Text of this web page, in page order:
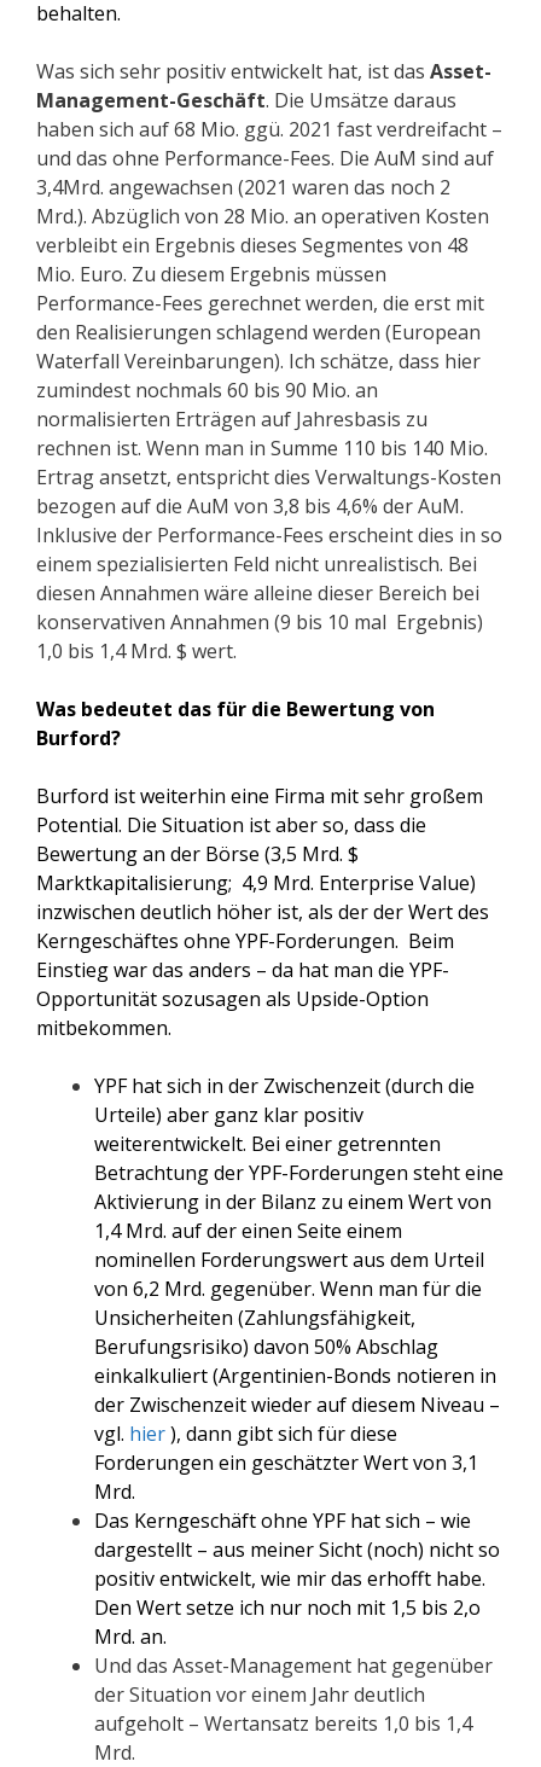
behalten.
Was sich sehr positiv entwickelt hat, ist das Asset-
Management-Geschäft. Die Umsätze daraus
haben sich auf 68 Mio. ggü. 2021 fast verdreifacht –
und das ohne Performance-Fees. Die AuM sind auf
3,4Mrd. angewachsen (2021 waren das noch 2
Mrd.). Abzüglich von 28 Mio. an operativen Kosten
verbleibt ein Ergebnis dieses Segmentes von 48
Mio. Euro. Zu diesem Ergebnis müssen
Performance-Fees gerechnet werden, die erst mit
den Realisierungen schlagend werden (European
Waterfall Vereinbarungen). Ich schätze, dass hier
zumindest nochmals 60 bis 90 Mio. an
normalisierten Erträgen auf Jahresbasis zu
rechnen ist. Wenn man in Summe 110 bis 140 Mio.
Ertrag ansetzt, entspricht dies Verwaltungs-Kosten
bezogen auf die AuM von 3,8 bis 4,6% der AuM.
Inklusive der Performance-Fees erscheint dies in so
einem spezialisierten Feld nicht unrealistisch. Bei
diesen Annahmen wäre alleine dieser Bereich bei
konservativen Annahmen (9 bis 10 mal Ergebnis)
1,0 bis 1,4 Mrd. $ wert.
Was bedeutet das für die Bewertung von
Burford?
Burford ist weiterhin eine Firma mit sehr großem
Potential. Die Situation ist aber so, dass die
Bewertung an der Börse (3,5 Mrd. $
Marktkapitalisierung; 4,9 Mrd. Enterprise Value)
inzwischen deutlich höher ist, als der der Wert des
Kerngeschäftes ohne YPF-Forderungen. Beim
Einstieg war das anders – da hat man die YPF-
Opportunität sozusagen als Upside-Option
mitbekommen.
YPF hat sich in der Zwischenzeit (durch die
Urteile) aber ganz klar positiv
weiterentwickelt. Bei einer getrennten
Betrachtung der YPF-Forderungen steht eine
Aktivierung in der Bilanz zu einem Wert von
1,4 Mrd. auf der einen Seite einem
nominellen Forderungswert aus dem Urteil
von 6,2 Mrd. gegenüber. Wenn man für die
Unsicherheiten (Zahlungsfähigkeit,
Berufungsrisiko) davon 50% Abschlag
einkalkuliert (Argentinien-Bonds notieren in
der Zwischenzeit wieder auf diesem Niveau –
vgl. hier), dann gibt sich für diese
Forderungen ein geschätzter Wert von 3,1
Mrd.
Das Kerngeschäft ohne YPF hat sich – wie
dargestellt – aus meiner Sicht (noch) nicht so
positiv entwickelt, wie mir das erhofft habe.
Den Wert setze ich nur noch mit 1,5 bis 2,o
Mrd. an.
Und das Asset-Management hat gegenüber
der Situation vor einem Jahr deutlich
aufgeholt – Wertansatz bereits 1,0 bis 1,4
Mrd.